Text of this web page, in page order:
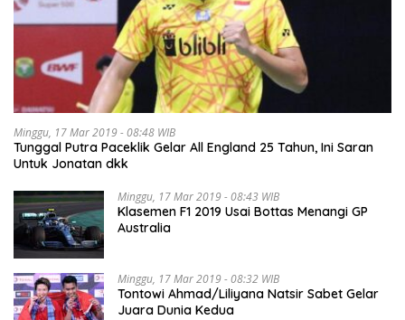
Minggu, 17 Mar 2019 - 08:48 WIB
Tunggal Putra Paceklik Gelar All England 25 Tahun, Ini Saran
Untuk Jonatan dkk
Minggu, 17 Mar 2019 - 08:43 WIB
Klasemen F1 2019 Usai Bottas Menangi GP
Australia
Minggu, 17 Mar 2019 - 08:32 WIB
Tontowi Ahmad/Liliyana Natsir Sabet Gelar
Juara Dunia Kedua